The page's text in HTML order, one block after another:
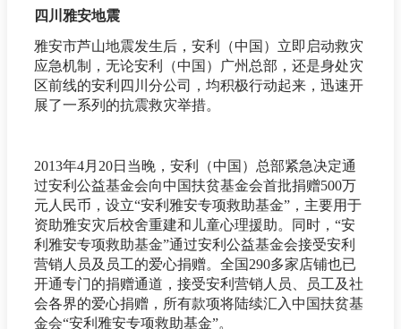
四川雅安地震
雅安市芦山地震发生后，安利（中国）立即启动救灾
应急机制，无论安利（中国）广州总部，还是身处灾
区前线的安利四川分公司，均积极行动起来，迅速开
展了一系列的抗震救灾举措。
2013年4月20日当晚，安利（中国）总部紧急决定通
过安利公益基金会向中国扶贫基金会首批捐赠500万
元人民币，设立“安利雅安专项救助基金”，主要用于
资助雅安灾后校舍重建和儿童心理援助。同时，“安
利雅安专项救助基金”通过安利公益基金会接受安利
营销人员及员工的爱心捐赠。全国290多家店铺也已
开通专门的捐赠通道，接受安利营销人员、员工及社
会各界的爱心捐赠，所有款项将陆续汇入中国扶贫基
金会“安利雅安专项救助基金”。